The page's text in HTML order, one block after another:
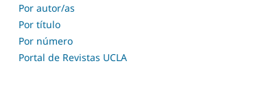
Por autor/as
Por título
Por número
Portal de Revistas UCLA